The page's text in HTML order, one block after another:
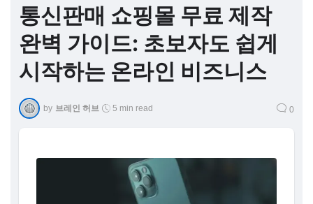
통신판매 쇼핑몰 무료 제작
완벽 가이드: 초보자도 쉽게
시작하는 온라인 비즈니스
by 브레인 허브 5 min read 0